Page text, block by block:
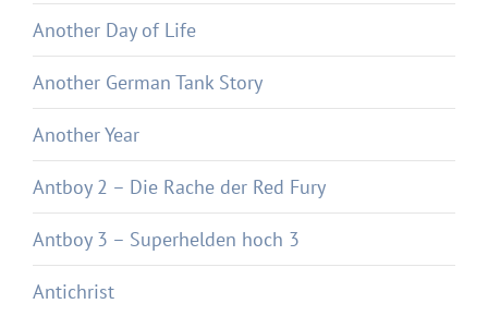
Another Day of Life
Another German Tank Story
Another Year
Antboy 2 – Die Rache der Red Fury
Antboy 3 – Superhelden hoch 3
Antichrist